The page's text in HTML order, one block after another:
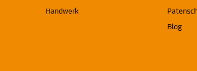
Handwerk
Blog